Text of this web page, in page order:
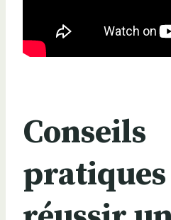
Conseils